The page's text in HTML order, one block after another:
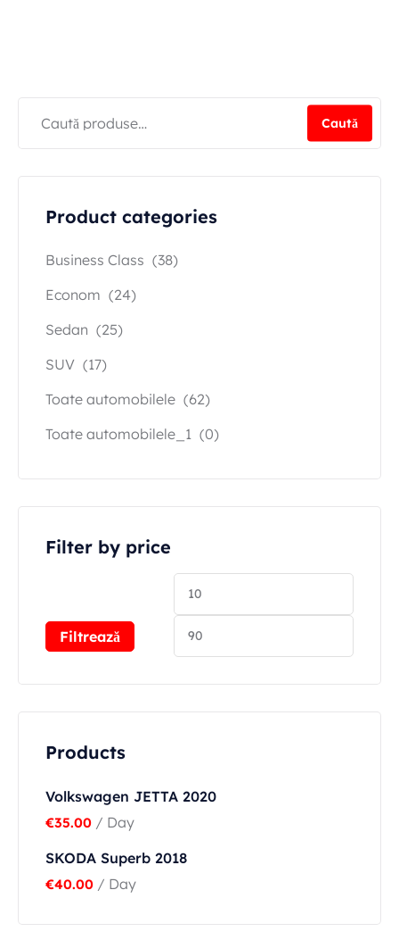
Caută
Product categories
Business Class (38)
Econom (24)
Sedan (25)
SUV (17)
Toate automobilele (62)
Toate automobilele_1 (0)
Filter by price
Filtrează
Products
Volkswagen JETTA 2020
€35.00 / Day
SKODA Superb 2018
€40.00 / Day